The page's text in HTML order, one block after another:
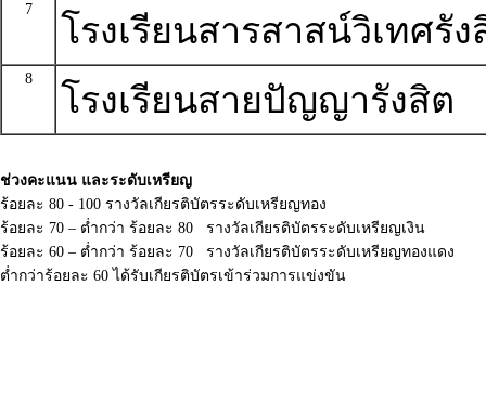
7
โรงเรียนสารสาสน์วิเทศรัง
8
โรงเรียนสายปัญญารังสิต
ช่วงคะแนน และระดับเหรียญ
ร้อยละ 80 - 100 รางวัลเกียรติบัตรระดับเหรียญทอง
ร้อยละ 70 – ต่ำกว่า ร้อยละ 80 รางวัลเกียรติบัตรระดับเหรียญเงิน
ร้อยละ 60 – ต่ำกว่า ร้อยละ 70 รางวัลเกียรติบัตรระดับเหรียญทองแดง
ต่ำกว่าร้อยละ 60 ได้รับเกียรติบัตรเข้าร่วมการแข่งขัน